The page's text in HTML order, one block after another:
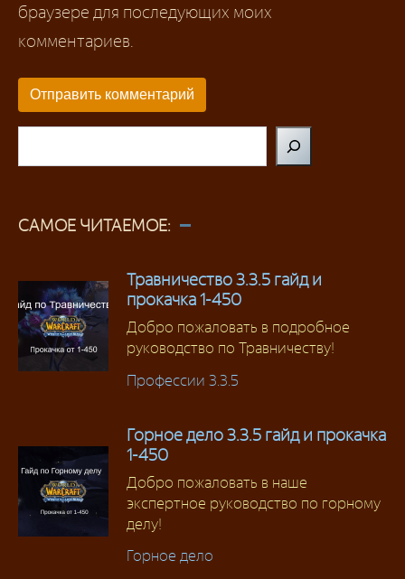
браузере для последующих моих
комментариев.
САМОЕ ЧИТАЕМОЕ:
Травничество 3.3.5 гайд и
прокачка 1-450
Добро пожаловать в подробное
руководство по Травничеству!
Профессии 3.3.5
Горное дело 3.3.5 гайд и прокачка
1-450
Добро пожаловать в наше
экспертное руководство по горному
делу!
Горное дело